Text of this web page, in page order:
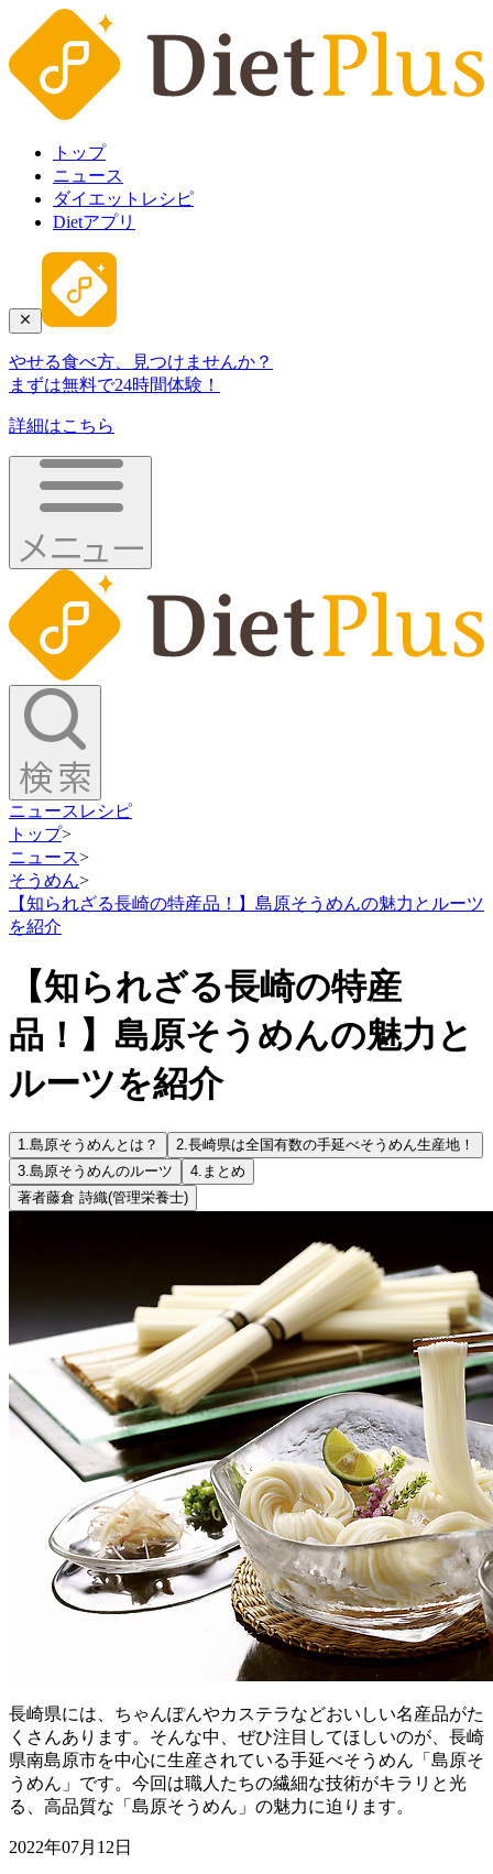
トップ
ニュース
ダイエットレシピ
Dietアプリ
やせる食べ方、見つけませんか？
まずは無料で24時間体験！
詳細はこちら
ニュース レシピ
トップ>
ニュース>
そうめん>
【知られざる長崎の特産品！】島原そうめんの魅力とルーツ
を紹介
【知られざる長崎の特産
品！】島原そうめんの魅力と
ルーツを紹介
1.島原そうめんとは？ 2.長崎県は全国有数の手延べそうめん生産地！
3.島原そうめんのルーツ 4. まとめ
著者藤倉 詩織(管理栄養士)
長崎県には、ちゃんぽんやカステラなどおいしい名産品がた
くさんあります。そんな中、ぜひ注目してほしいのが、長崎
県南島原市を中心に生産されている手延べそうめん「島原そ
うめん」です。今回は職人たちの繊細な技術がキラリと光
る、高品質な「島原そうめん」の魅力に迫ります。
2022年07月12日